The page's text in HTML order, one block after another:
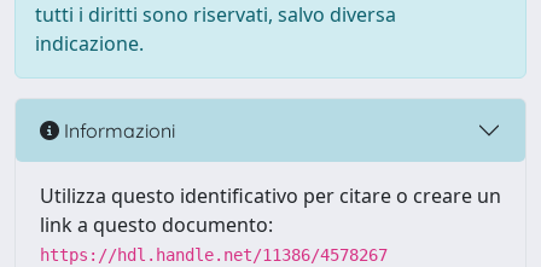
tutti i diritti sono riservati, salvo diversa
indicazione.
Informazioni
Utilizza questo identificativo per citare o creare un
link a questo documento:
https://hdl.handle.net/11386/4578267